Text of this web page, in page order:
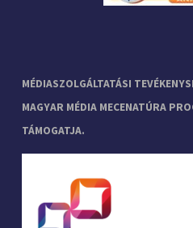
MÉDIASZOLGÁLTATÁSI
MAGYAR MÉDIA MECENATÚRA
TÁMOGATJA.